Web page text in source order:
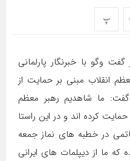
پ
وگو با خبرنگار پارلمانی
انقلاب مبنی بر حمایت از
ما شاهدیم رهبر معظم
کرده اند و در این راستا
در خطبه های نماز جمعه
که ما از دیپلمات های ایرانی